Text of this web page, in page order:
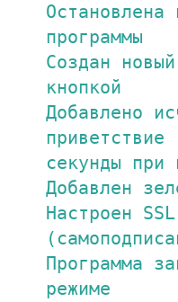
Остановлена
программы
Создан
кнопкой
Добавлено
секунды при
Добавлен
Настроен
Программа
режиме